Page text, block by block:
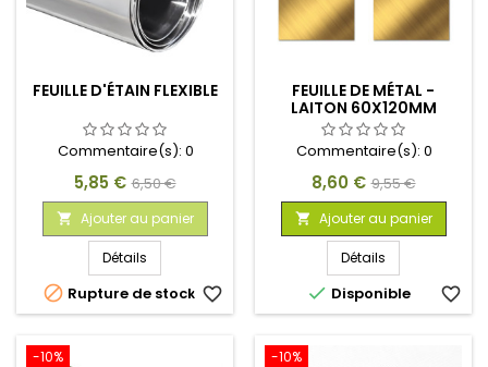
FEUILLE D'ÉTAIN FLEXIBLE
Commentaire(s): 0
Prix
5,85 € Prix
de
base
6,50 €
 Ajouter au panier
Détails
 Rupture de stock favorite_border
FEUILLE DE MÉTAL -
LAITON 60X120MM
(PACK X2)
Commentaire(s): 0
Prix
8,60 € Prix
de
base
9,55 €
 Ajouter au panier
Détails
 Disponible favorite_border
-10% -10%